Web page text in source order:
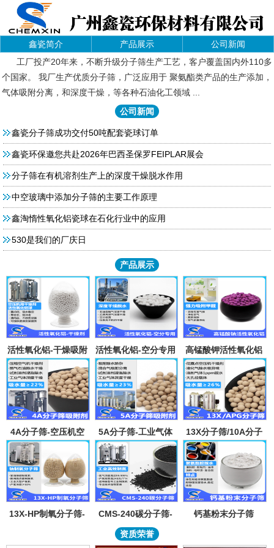
鑫瓷简介 产品展示
公司新闻
工厂投产20年来，不断升级分子筛生产工艺，客户覆盖国内外110多
个国家。 我厂生产优质分子筛，广泛应用于 聚氨酯类产品的生产添加，
气体吸附分离，和深度干燥，等各种石油化工领域 ...
公司新闻
鑫瓷分子筛成功交付50吨配套瓷球订单
鑫瓷环保邀您共赴2026年巴西圣保罗FEIPLAR展会
分子筛在有机溶剂生产上的深度干燥脱水作用
中空玻璃中添加分子筛的主要工作原理
鑫淘惰性氧化铝瓷球在石化行业中的应用
530是我们的厂庆日
产品展示
活性氧化铝-干燥吸附
活性氧化铝-空分专用
吸附剂
高锰酸钾活性氧化铝
4A分子筛-空压机空
气气体吸水干燥颗粒-
溶剂试剂深度除水分
子筛吸附球
5A分子筛-工业气体
吸附纯化-溶剂深度除
水-混合气吸附分离
13X分子筛/10A分子
筛-lpglng燃气干燥除
异味除杂-空气低露点
干燥
13X-HP制氧分子筛-
筛95氧浓度-制氧钠分
CMS-240碳分子筛-
工业制氮机吸附剂炭
分子筛-99.999%浓度
钙基粉末分子筛
资质荣誉